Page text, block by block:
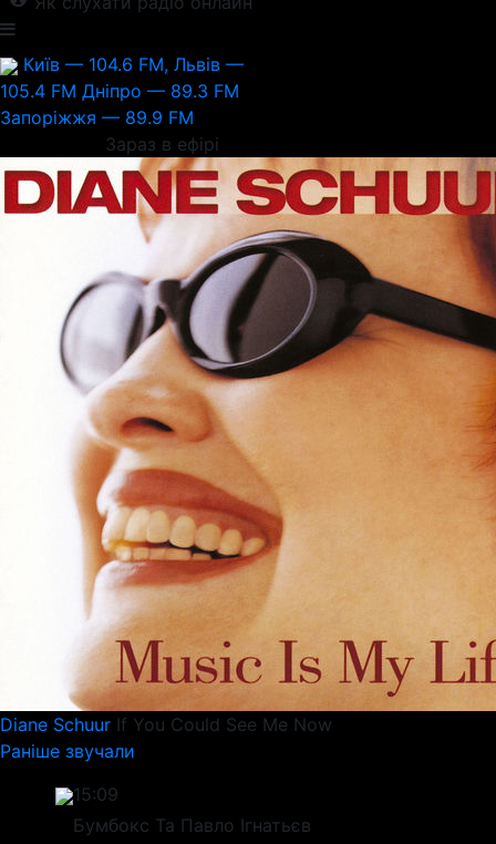
Київ — 104.6 FM, Львів —
105.4 FM Дніпро — 89.3 FM
Запоріжжя — 89.9 FM
Зараз в ефірі
Diane Schuur If You Could See Me Now
Раніше звучали
15:09
Бумбокс Та Павло Ігнатьєв